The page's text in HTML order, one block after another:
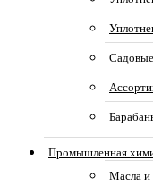
Промышленная
Масла и